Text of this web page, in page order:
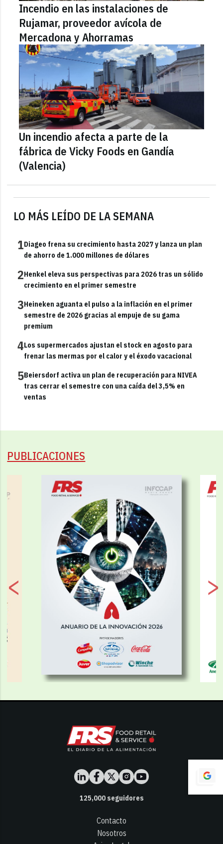
LO MÁS LEÍDO DE LA SEMANA
1Diageo frena su crecimiento hasta 2027 y lanza un plan
de ahorro de 1.000 millones de dólares
2Henkel eleva sus perspectivas para 2026 tras un sólido
crecimiento en el primer semestre
3Heineken aguanta el pulso a la inflación en el primer
semestre de 2026 gracias al empuje de su gama
premium
4Los supermercados ajustan el stock en agosto para
frenar las mermas por el calor y el éxodo vacacional
5Beiersdorf activa un plan de recuperación para NIVEA
tras cerrar el semestre con una caída del 3,5% en
ventas
Incendio en las instalaciones de
Rujamar, proveedor avícola de
Mercadona y Ahorramas
Un incendio afecta a parte de la
fábrica de Vicky Foods en Gandía
(Valencia)
PUBLICACIONES
125,000seguidores
Contacto
Nosotros